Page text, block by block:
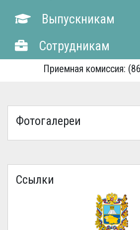
Выпускникам
Сотрудникам
Приемная комиссия:
Фотогалереи
Ссылки